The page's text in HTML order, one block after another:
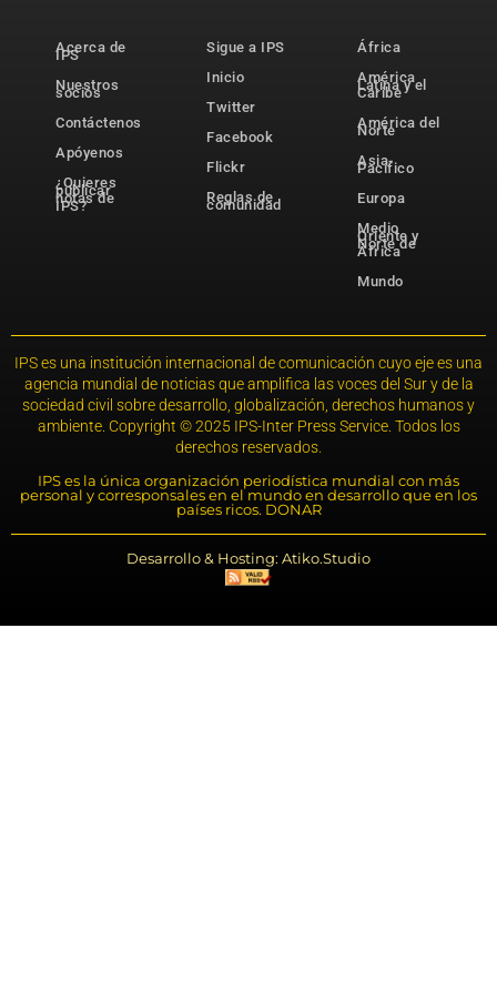
Acerca de
IPS
Nuestros
socios
Contáctenos
Apóyenos
¿Quieres
publicar
notas de
IPS?
Sigue a IPS
Inicio
Twitter
Facebook
Flickr
Reglas de
comunidad
África
América
Latina y el
Caribe
América del
Norte
Asia-
Pacífico
Europa
Medio
Oriente y
Norte de
África
Mundo
IPS es una institución internacional de comunicación cuyo eje es una
agencia mundial de noticias que amplifica las voces del Sur y de la
sociedad civil sobre desarrollo, globalización, derechos humanos y
ambiente. Copyright © 2025 IPS-Inter Press Service. Todos los
derechos reservados.
IPS es la única organización periodística mundial con más
personal y corresponsales en el mundo en desarrollo que en los
países ricos. DONAR
Desarrollo & Hosting: Atiko.Studio